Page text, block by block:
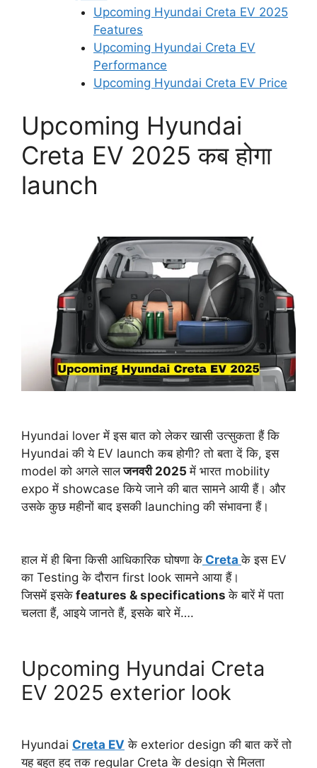
Upcoming Hyundai Creta EV 2025
Features
Upcoming Hyundai Creta EV
Performance
Upcoming Hyundai Creta EV Price
Upcoming Hyundai
Creta EV 2025 कब होगा
launch
Hyundai lover में इस बात को लेकर खासी उत्सुकता हैं कि
Hyundai की ये EV launch कब होगी? तो बता दें कि, इस
model को अगले सालजनवरी 2025में भारत mobility
expo में showcase किये जाने की बात सामने आयी हैं। और
उसके कुछ महीनों बाद इसकी launching की संभावना हैं।
हाल में ही बिना किसी आधिकारिक घोषणा के Cretaके इस EV
का Testing के दौरान first look सामने आया हैं।
जिसमें इसके features & specificationsके बारें में पता
चलता हैं, आइये जानते हैं, इसके बारे में….
Upcoming Hyundai Creta
EV 2025 exterior look
Hyundai Creta EV के exterior design की बात करें तो
यह बहुत हद तक regular Creta के design से मिलता